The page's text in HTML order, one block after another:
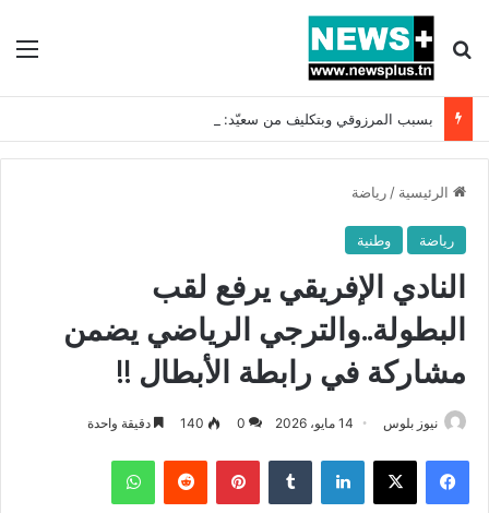
بحث عن
الرئيسية / رياضة
رياضة وطنية
النادي الإفريقي يرفع لقب
البطولة..والترجي الرياضي يضمن
مشاركة في رابطة الأبطال !!
نيوز بلوس 14 مايو، 2026 0
140 دقيقة واحدة
فيسبوك X لينكدإن بينتيريست واتساب